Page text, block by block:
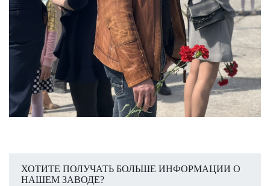
ХОТИТЕ ПОЛУЧАТЬ БОЛЬШЕ ИНФОРМАЦИИ О
НАШЕМ ЗАВОДЕ?